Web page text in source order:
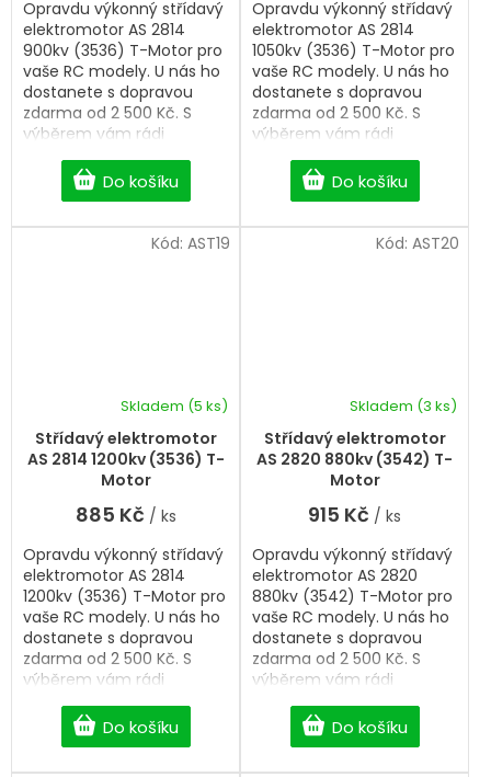
Do košíku
Opravdu výkonný střídavý
elektromotor AS 2814
900kv (3536) T-Motor pro
vaše RC modely. U nás ho
dostanete s dopravou
zdarma od 2 500 Kč. S
výběrem vám rádi
pomůžeme.
hvězdiček.
Do košíku
Opravdu výkonný střídavý
elektromotor AS 2814
1050kv (3536) T-Motor pro
vaše RC modely. U nás ho
dostanete s dopravou
zdarma od 2 500 Kč. S
výběrem vám rádi
pomůžeme.
Střídavý elektromotor
AS 2814 1200kv (3536) T-
Motor
Skladem (5 ks)
885 Kč / ks
Do košíku
Opravdu výkonný střídavý
elektromotor AS 2814
1200kv (3536) T-Motor pro
vaše RC modely. U nás ho
dostanete s dopravou
zdarma od 2 500 Kč. S
výběrem vám rádi
pomůžeme.
Kód: AST19
Střídavý elektromotor
AS 2820 880kv (3542) T-
Motor
Skladem (3 ks)
915 Kč / ks
Do košíku
Opravdu výkonný střídavý
elektromotor AS 2820
880kv (3542) T-Motor pro
vaše RC modely. U nás ho
dostanete s dopravou
zdarma od 2 500 Kč. S
výběrem vám rádi
pomůžeme.
Kód: AST20